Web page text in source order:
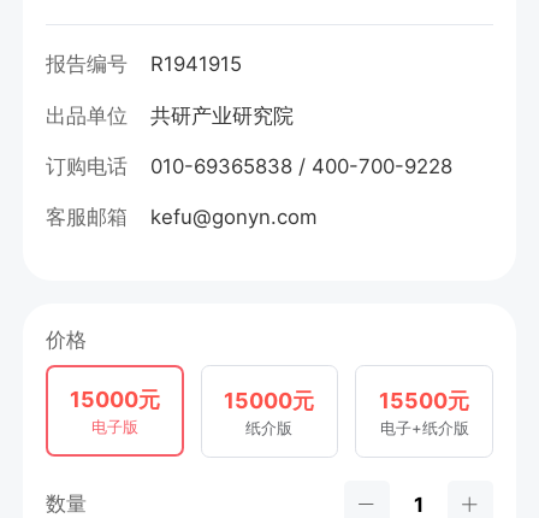
报告编号 R1941915
出品单位 共研产业研究院
订购电话 010-69365838 / 400-700-9228
客服邮箱 kefu@gonyn.com
价格
15000元
电子版
15000元
纸介版
15500元
电子+纸介版
数量